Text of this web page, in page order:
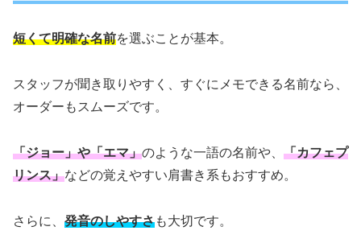
短くて明確な名前を選ぶことが基本。
スタッフが聞き取りやすく、すぐにメモできる名前なら、
オーダーもスムーズです。
「ジョー」や「エマ」のような一語の名前や、 「カフェプ
リンス」などの覚えやすい肩書き系もおすすめ。
さらに、 発音のしやすさも大切です。